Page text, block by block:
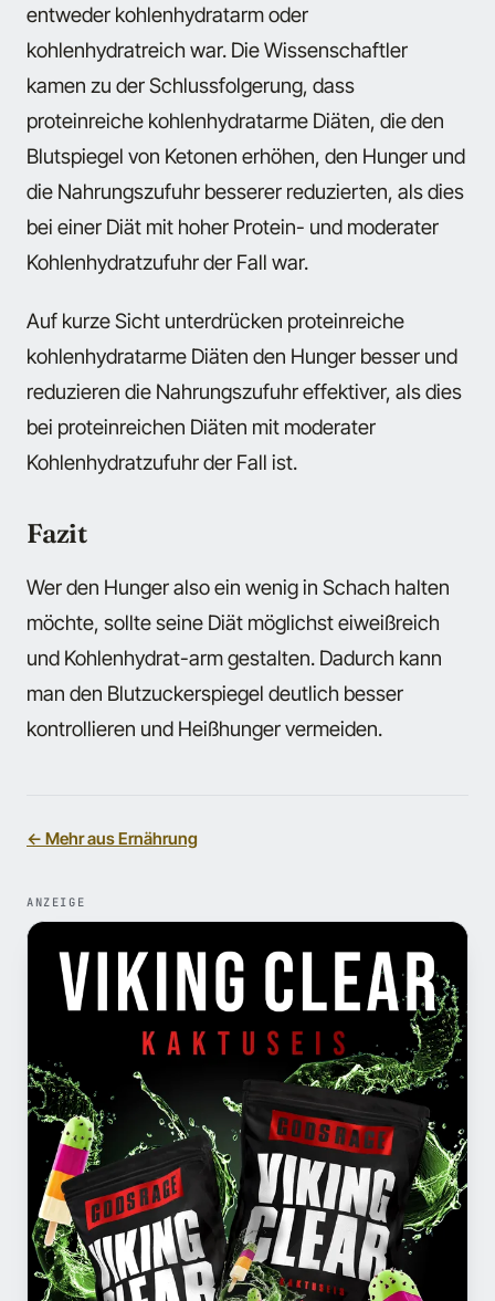
entweder kohlenhydratarm oder
kohlenhydratreich war. Die Wissenschaftler
kamen zu der Schlussfolgerung, dass
proteinreiche kohlenhydratarme Diäten, die den
Blutspiegel von Ketonen erhöhen, den Hunger und
die Nahrungszufuhr besserer reduzierten, als dies
bei einer Diät mit hoher Protein- und moderater
Kohlenhydratzufuhr der Fall war.
Auf kurze Sicht unterdrücken proteinreiche
kohlenhydratarme Diäten den Hunger besser und
reduzieren die Nahrungszufuhr effektiver, als dies
bei proteinreichen Diäten mit moderater
Kohlenhydratzufuhr der Fall ist.
Fazit
Wer den Hunger also ein wenig in Schach halten
möchte, sollte seine Diät möglichst eiweißreich
und Kohlenhydrat-arm gestalten. Dadurch kann
man den Blutzuckerspiegel deutlich besser
kontrollieren und Heißhunger vermeiden.
← Mehr aus Ernährung
ANZEIGE